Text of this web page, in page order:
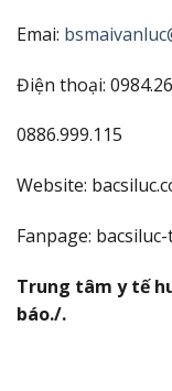
Emai:
Điện thoại:
0886.999.115
Website:
Fanpage:
Trung tâm y tế
báo./.